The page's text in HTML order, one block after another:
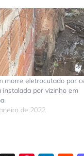
morre eletrocutado por
instalada por vizinho em
de 2022